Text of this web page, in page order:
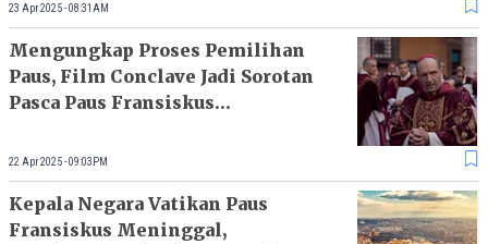
23 Apr 2025 - 08:31AM
Mengungkap Proses Pemilihan
Paus, Film Conclave Jadi Sorotan
Pasca Paus Fransiskus
22 Apr 2025 - 09:03PM
Kepala Negara Vatikan Paus
Fransiskus Meninggal,